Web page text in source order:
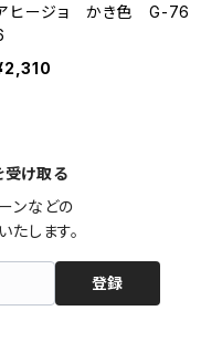
ヒージョ かき色 G-76
受け取る
ンなどの
します。
登録